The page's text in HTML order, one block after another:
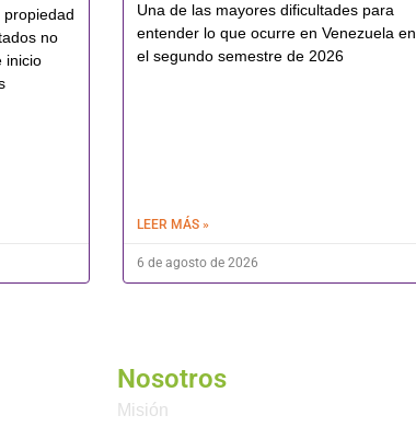
propiedad
no
inicio
Una de las mayores dificultades para
entender lo que ocurre en Venezuela en
el segundo semestre de 2026
LEER MÁS »
6 de agosto de 2026
Nosotros
Misión